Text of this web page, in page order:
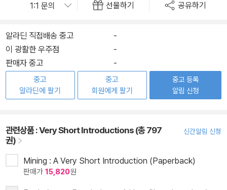
선물하기 공유하기
알라딘 직접배송 중고
-
이 광활한 우주점
-
판매자 중고
-
중고
알라딘에 팔기
중고
회원에게 팔기
중고 등록
알림 신청
관련상품 :Very Short Introductions (총 797
권)
신간알림 신청
Mining : A Very Short Introduction (Paperback)
판매가 15,820원